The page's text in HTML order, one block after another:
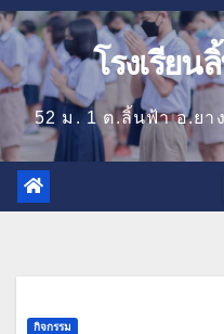
โรงเรีย
52 ม. 1 ต.ลิ้นฟ้า อ.ยา
กิจกรรม